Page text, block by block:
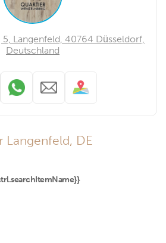
Langenfeld, 40764 Düsseldorf,
Deutschland
Langenfeld, DE